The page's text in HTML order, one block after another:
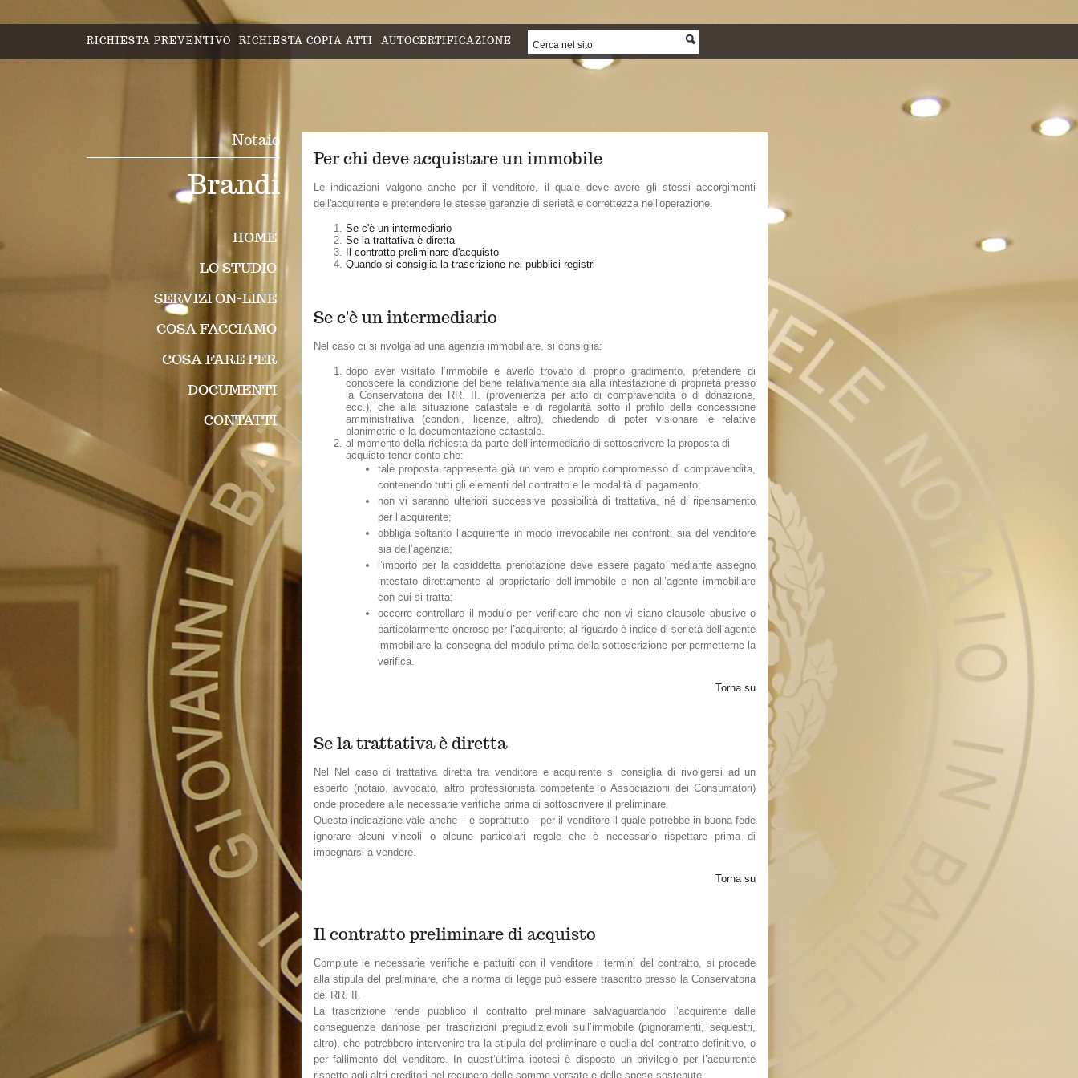
RICHIESTA PREVENTIVO RICHIESTA COPIA ATTI AUTOCERTIFICAZIONE
Notaio
Brandi
HOME
LO STUDIO
SERVIZI ON-LINE
COSA FACCIAMO
COSA FARE PER
DOCUMENTI
CONTATTI
Per chi deve acquistare un immobile
Le indicazioni valgono anche per il venditore, il quale deve avere gli stessi accorgimenti
dell'acquirente e pretendere le stesse garanzie di serietà e correttezza nell'operazione.
Se c'è un intermediario
Se la trattativa è diretta
Il contratto preliminare d'acquisto
Quando si consiglia la trascrizione nei pubblici registri
Se c'è un intermediario
Nel caso ci si rivolga ad una agenzia immobiliare, si consiglia:
dopo aver visitato l’immobile e averlo trovato di proprio gradimento, pretendere di
conoscere la condizione del bene relativamente sia alla intestazione di proprietà presso
la Conservatoria dei RR. II. (provenienza per atto di compravendita o di donazione,
ecc.), che alla situazione catastale e di regolarità sotto il profilo della concessione
amministrativa (condoni, licenze, altro), chiedendo di poter visionare le relative
planimetrie e la documentazione catastale.
al momento della richiesta da parte dell’intermediario di sottoscrivere la proposta di
acquisto tener conto che:
tale proposta rappresenta già un vero e proprio compromesso di compravendita,
contenendo tutti gli elementi del contratto e le modalità di pagamento;
non vi saranno ulteriori successive possibilità di trattativa, né di ripensamento
per l’acquirente;
obbliga soltanto l’acquirente in modo irrevocabile nei confronti sia del venditore
sia dell’agenzia;
l’importo per la cosiddetta prenotazione deve essere pagato mediante assegno
intestato direttamente al proprietario dell’immobile e non all’agente immobiliare
con cui si tratta;
occorre controllare il modulo per verificare che non vi siano clausole abusive o
particolarmente onerose per l’acquirente; al riguardo è indice di serietà dell’agente
immobiliare la consegna del modulo prima della sottoscrizione per permetterne la
verifica.
Torna su
Se la trattativa è diretta
Nel Nel caso di trattativa diretta tra venditore e acquirente si consiglia di rivolgersi ad un
esperto (notaio, avvocato, altro professionista competente o Associazioni dei Consumatori)
onde procedere alle necessarie verifiche prima di sottoscrivere il preliminare.
Questa indicazione vale anche – e soprattutto – per il venditore il quale potrebbe in buona fede
ignorare alcuni vincoli o alcune particolari regole che è necessario rispettare prima di
impegnarsi a vendere.
Torna su
Il contratto preliminare di acquisto
Compiute le necessarie verifiche e pattuiti con il venditore i termini del contratto, si procede
alla stipula del preliminare, che a norma di legge può essere trascritto presso la Conservatoria
dei RR. II.
La trascrizione rende pubblico il contratto preliminare salvaguardando l’acquirente dalle
conseguenze dannose per trascrizioni pregiudizievoli sull’immobile (pignoramenti, sequestri,
altro), che potrebbero intervenire tra la stipula del preliminare e quella del contratto definitivo, o
per fallimento del venditore. In quest’ultima ipotesi è disposto un privilegio per l’acquirente
rispetto agli altri creditori nel recupero delle somme versate e delle spese sostenute.